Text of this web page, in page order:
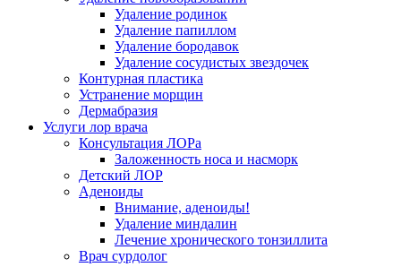
Удаление родинок
Удаление папиллом
Удаление бородавок
Удаление сосудистых звездочек
Контурная пластика
Устранение морщин
Дермабразия
Услуги лор врача
Консультация ЛОРа
Заложенность носа и насморк
Детский ЛОР
Аденоиды
Внимание, аденоиды!
Удаление миндалин
Лечение хронического тонзиллита
Врач сурдолог